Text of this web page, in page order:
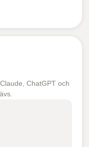
ChatGPT och